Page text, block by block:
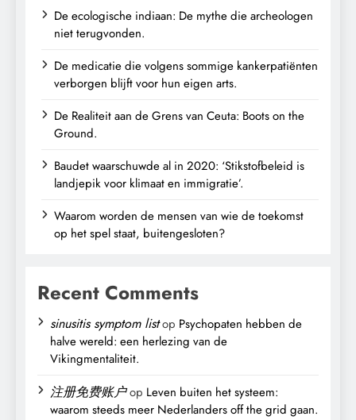
De ecologische indiaan: De mythe die archeologen
niet terugvonden.
De medicatie die volgens sommige kankerpatiënten
verborgen blijft voor hun eigen arts.
De Realiteit aan de Grens van Ceuta: Boots on the
Ground.
Baudet waarschuwde al in 2020: ‘Stikstofbeleid is
landjepik voor klimaat en immigratie’.
Waarom worden de mensen van wie de toekomst
op het spel staat, buitengesloten?
Recent Comments
sinusitis symptom listop Psychopaten hebben de
halve wereld: een herlezing van de
Vikingmentaliteit.
注册免费账户op Leven buiten het systeem:
waarom steeds meer Nederlanders off the grid gaan.